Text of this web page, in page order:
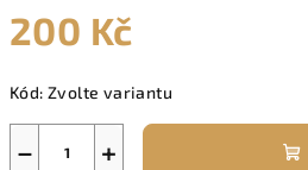
200 Kč
cena:
Kód: Zvolte variantu
+
−